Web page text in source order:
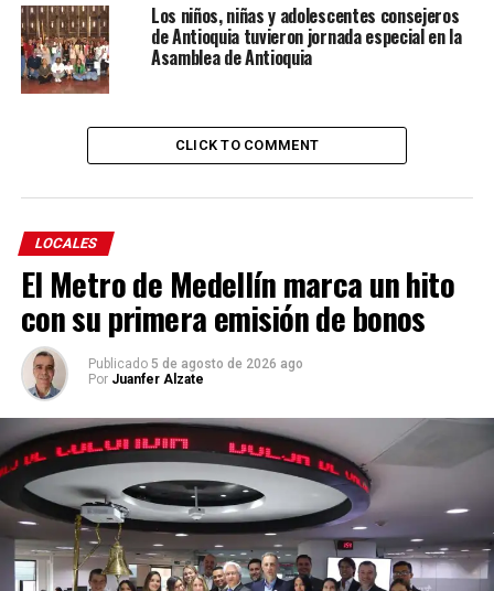
Los niños, niñas y adolescentes consejeros
de Antioquia tuvieron jornada especial en la
Asamblea de Antioquia
CLICK TO COMMENT
LOCALES
El Metro de Medellín marca un hito
con su primera emisión de bonos
Publicado 5 de agosto de 2026 ago
Por Juanfer Alzate